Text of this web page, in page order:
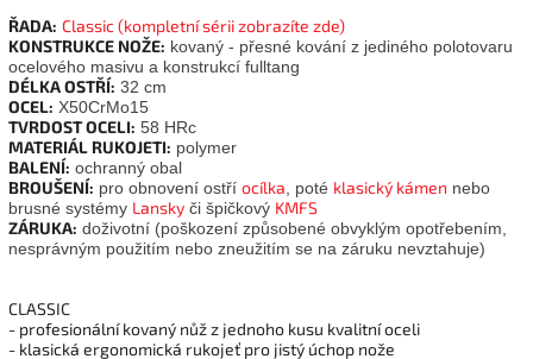
ŘADA: Classic (kompletní sérii zobrazíte zde)
KONSTRUKCE NOŽE: kovaný - přesné kování z jediného polotovaru
ocelového masivu a konstrukcí fulltang
DÉLKA OSTŘÍ: 32 cm
OCEL: X50CrMo15
TVRDOST OCELI: 58 HRc
MATERIÁL RUKOJETI: polymer
BALENÍ: ochranný obal
BROUŠENÍ: pro obnovení ostří ocílka , poté klasický kámen nebo
brusné systémy Lansky či špičkový KMFS
ZÁRUKA: doživotní (poškození způsobené obvyklým opotřebením,
nesprávným použitím nebo zneužitím se na záruku nevztahuje)
CLASSIC
- profesionální kovaný nůž z jednoho kusu kvalitní oceli
- klasická ergonomická rukojeť pro jistý úchop nože